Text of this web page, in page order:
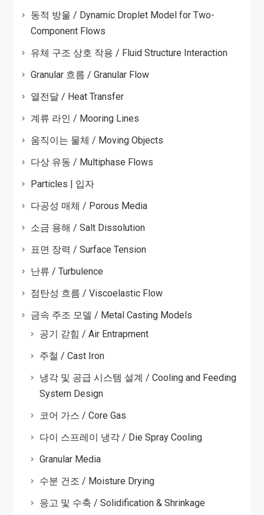
동적 방울 / Dynamic Droplet Model for Two-
Component Flows
유체 구조 상호 작용 / Fluid Structure Interaction
Granular 흐름 / Granular Flow
열전달 / Heat Transfer
계류 라인 / Mooring Lines
움직이는 물체 / Moving Objects
다상 유동 / Multiphase Flows
Particles | 입자
다공성 매체 / Porous Media
소금 용해 / Salt Dissolution
표면 장력 / Surface Tension
난류 / Turbulence
점탄성 흐름 / Viscoelastic Flow
금속 주조 모델 / Metal Casting Models
공기 갇힘 / Air Entrapment
주철 / Cast Iron
냉각 및 공급 시스템 설계 / Cooling and Feeding
System Design
코어 가스 / Core Gas
다이 스프레이 냉각 / Die Spray Cooling
Granular Media
수분 건조 / Moisture Drying
응고 및 수축 / Solidification & Shrinkage